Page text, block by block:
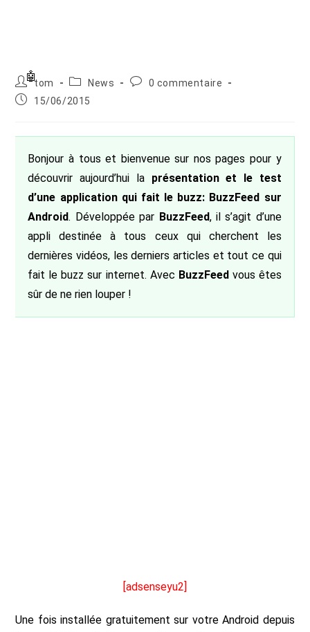
Auteur/autrice
de
la
tom
PostNews
Commentaires
0 commentaire
Publication
15/06/2015
Bonjour à tous et bienvenue sur nos pages pour y
découvrir aujourd’hui la présentation et le test
d’une application qui fait le buzz: BuzzFeed sur
Android. Développée par BuzzFeed, il s’agit d’une
appli destinée à tous ceux qui cherchent les
dernières vidéos, les derniers articles et tout ce qui
fait le buzz sur internet. Avec BuzzFeedvous êtes
sûr de ne rien louper !
[adsenseyu2]
Une fois installée gratuitement sur votre Android depuis